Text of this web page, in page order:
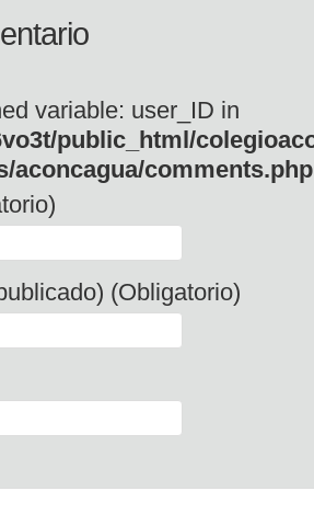
variable: user_ID in
public_html/
aconcagua/comments.php
(Obligatorio)